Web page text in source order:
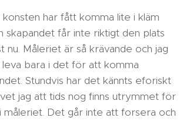
har fått komma lite i kläm
skapandet får inte riktigt den plats
nu. Måleriet är så krävande och jag
bara i det för att komma
Stundvis har det kännts eforiskt
jag att tids nog finns utrymmet för
måleriet. Det går inte att forsera och